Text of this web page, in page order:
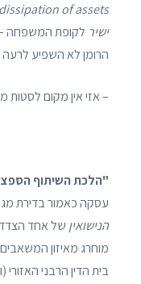
of assets
ישיר לקופת המשפחה
הרומן לא השפיע
– אזי אין מקום לסטות
"הלכת השיתוף
עסקה כאמור בדירת
הנישואין של אחד
מוחרג מאיזון
בית הדין הרבני